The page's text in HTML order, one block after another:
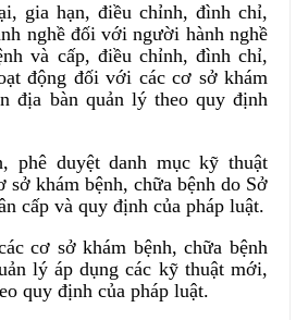
gia hạn, điều chỉnh, đình chỉ,
nghề đối với người hành nghề
và cấp, điều chỉnh, đình chỉ,
động đối với các cơ sở khám
địa bàn quản lý theo quy định
phê duyệt danh mục kỹ thuật
khám bệnh, chữa bệnh do Sở
cấp và quy định của pháp luật.
cơ sở khám bệnh, chữa bệnh
lý áp dụng các kỹ thuật mới,
quy định của pháp luật.